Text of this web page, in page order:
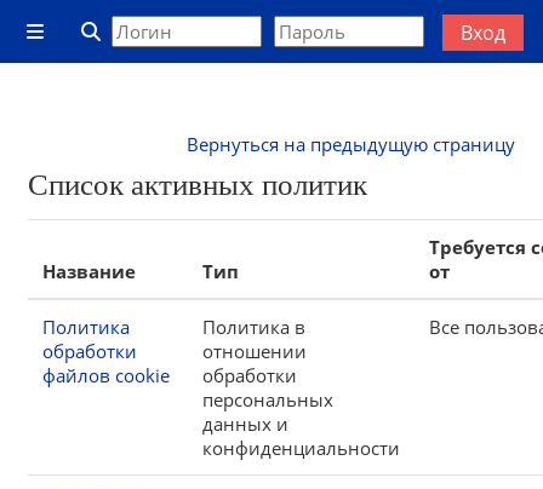
Перейти к основному содержанию
Боковая панель
Изменить данные поисковой строки
Вход
Вернуться на предыдущую страницу
Список активных политик
Название Тип
Требуется
от
Политика
обработки
файлов cookie
Политика в
отношении
обработки
персональных
данных и
конфиденциальности
Все